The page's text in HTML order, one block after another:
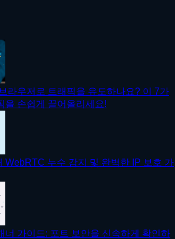
라우저로 트래픽을 유도하나요? 이 7가
을 손쉽게 끌어올리세요!
WebRTC 누수 감지 및 완벽한 IP 보호 가
너 가이드: 포트 보안을 신속하게 확인하